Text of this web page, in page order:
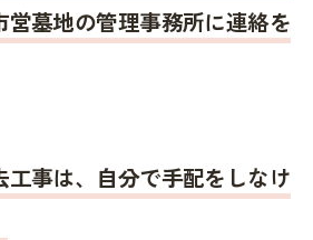
営墓地の管理事務所に連絡を
工事は、自分で手配をしなけ